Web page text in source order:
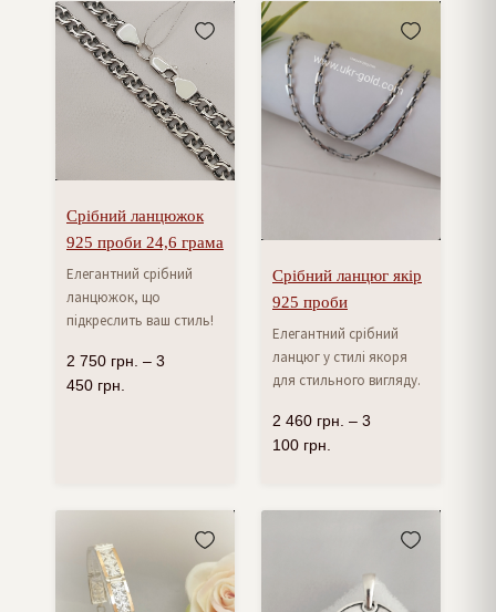
Срібний ланцюжок
925 проби 24,6 грама
Елегантний срібний
ланцюжок, що
підкреслить ваш стиль!
2 750 грн. – 3
450 грн.
Срібний ланцюг якір
925 проби
Елегантний срібний
ланцюг у стилі якоря
для стильного вигляду.
2 460 грн. – 3
100 грн.